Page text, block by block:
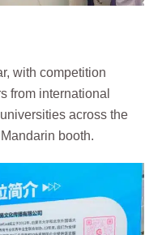
with competition
from international
across the
booth.